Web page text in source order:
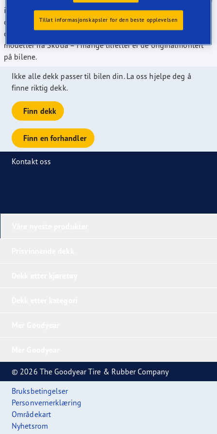
i dagens marked er vi ledende når det gjelder antall
dekkdimensjoner som er rangert til "A" i europeiske
dekklassifiseringer. Våre dekk kan monteres på de fleste
modeller fra Skoda – i mange tilfeller er de originalmontert
på bilene.
Ikke alle dekk passer til bilen din. La oss hjelpe deg å
finne riktig dekk.
Finn dekk
Finn en forhandler
Kontakt oss
© 2026 The Goodyear Tire & Rubber Company
Bruksbetingelser
Personvernerklæring
Områdekart
Nyhetsrom
Tillat informasjonskapsler for den beste opplevelsen